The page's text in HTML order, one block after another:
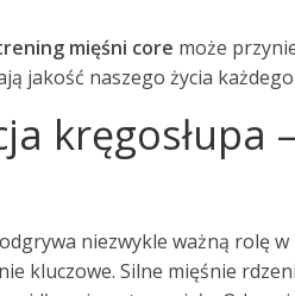
mięśni core może
jakość naszego życia
kręgosłupa
odgrywa niezwykle ważną rolę
kluczowe. Silne mięśnie